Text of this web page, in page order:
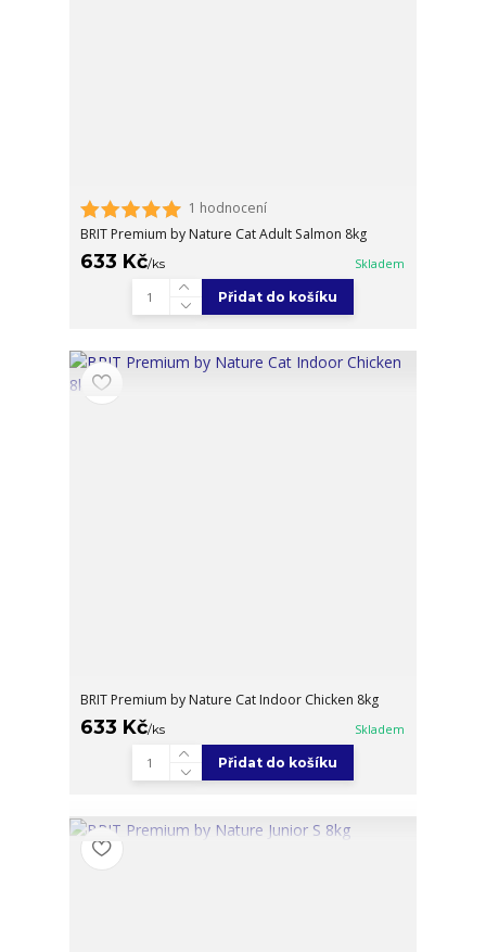
1 hodnocení
BRIT Premium by Nature Cat Adult Salmon 8kg
633 Kč/ks Skladem
Přidat do košíku
BRIT Premium by Nature Cat Indoor Chicken 8kg
633 Kč/ks Skladem
Přidat do košíku